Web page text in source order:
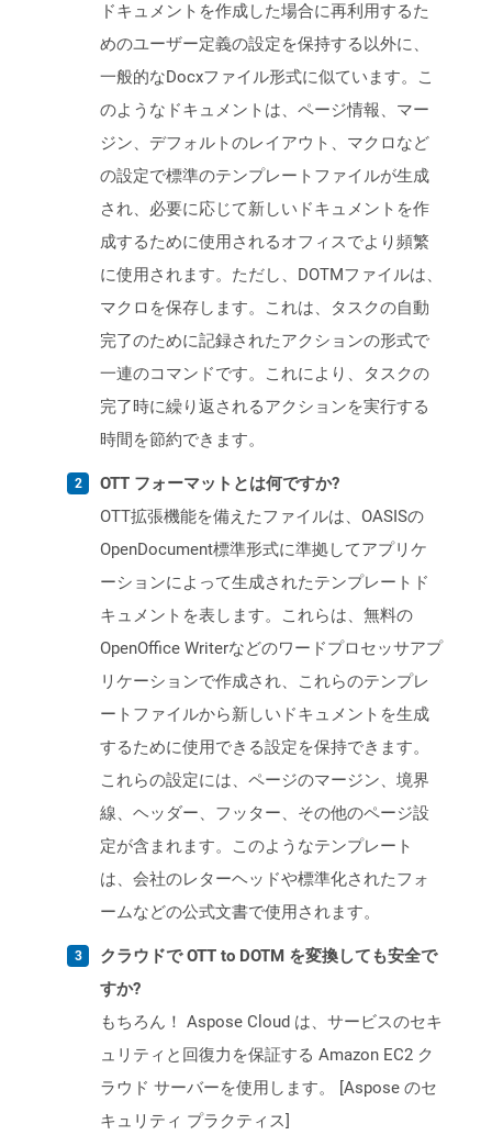
ドキュメントを作成した場合に再利用するた
めのユーザー定義の設定を保持する以外に、
一般的なDocxファイル形式に似ています。こ
のようなドキュメントは、ページ情報、マー
ジン、デフォルトのレイアウト、マクロなど
の設定で標準のテンプレートファイルが生成
され、必要に応じて新しいドキュメントを作
成するために使用されるオフィスでより頻繁
に使用されます。ただし、DOTMファイルは、
マクロを保存します。これは、タスクの自動
完了のために記録されたアクションの形式で
一連のコマンドです。これにより、タスクの
完了時に繰り返されるアクションを実行する
時間を節約できます。
OTT フォーマットとは何ですか?
OTT拡張機能を備えたファイルは、OASISの
OpenDocument標準形式に準拠してアプリケ
ーションによって生成されたテンプレートド
キュメントを表します。これらは、無料の
OpenOffice Writerなどのワードプロセッサアプ
リケーションで作成され、これらのテンプレ
ートファイルから新しいドキュメントを生成
するために使用できる設定を保持できます。
これらの設定には、ページのマージン、境界
線、ヘッダー、フッター、その他のページ設
定が含まれます。このようなテンプレート
は、会社のレターヘッドや標準化されたフォ
ームなどの公式文書で使用されます。
クラウドで OTT to DOTM を変換しても安全で
すか?
もちろん！ Aspose Cloud は、サービスのセキ
ュリティと回復力を保証する Amazon EC2 ク
ラウド サーバーを使用します。 [Aspose のセ
キュリティ プラクティス]